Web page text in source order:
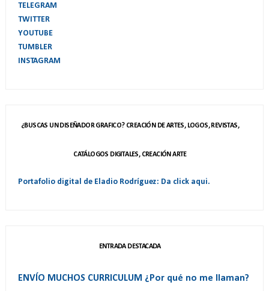
TELEGRAM
TWITTER
YOUTUBE
TUMBLER
INSTAGRAM
¿BUSCAS UN DISEÑADOR GRAFICO? CREACIÓN DE ARTES, LOGOS, REVISTAS,
CATÁLOGOS DIGITALES, CREACIÓN ARTE
Portafolio digital de Eladio Rodríguez: Da click aqui.
ENTRADA DESTACADA
ENVÍO MUCHOS CURRICULUM ¿Por qué no me llaman?